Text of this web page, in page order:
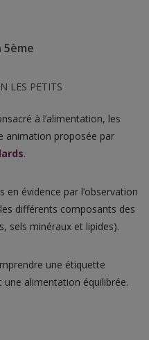
5ème
LES PETITS
à l’alimentation, les
animation proposée par
.
évidence par l’observation
différents composants des
sels minéraux et lipides).
une étiquette
une alimentation équilibrée.